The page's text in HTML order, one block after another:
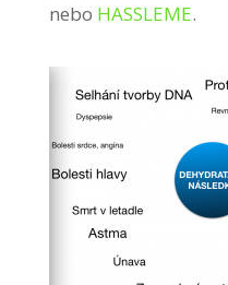
nebo HASSLEME.